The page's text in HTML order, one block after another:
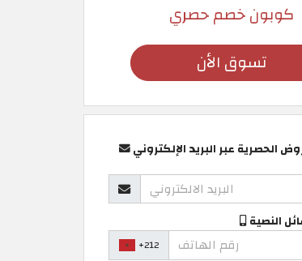
كوبون خصم حصري
تسوق الأن
الحصرية عبر البريد الإلكتروني
النصية
+212